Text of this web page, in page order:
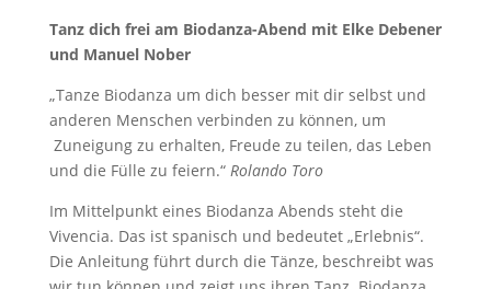
Tanz dich frei am Biodanza-Abend mit Elke Debener
und Manuel Nober
„Tanze Biodanza um dich besser mit dir selbst und
anderen Menschen verbinden zu können, um
Zuneigung zu erhalten, Freude zu teilen, das Leben
und die Fülle zu feiern.“ Rolando Toro
Im Mittelpunkt eines Biodanza Abends steht die
Vivencia. Das ist spanisch und bedeutet „Erlebnis“.
Die Anleitung führt durch die Tänze, beschreibt was